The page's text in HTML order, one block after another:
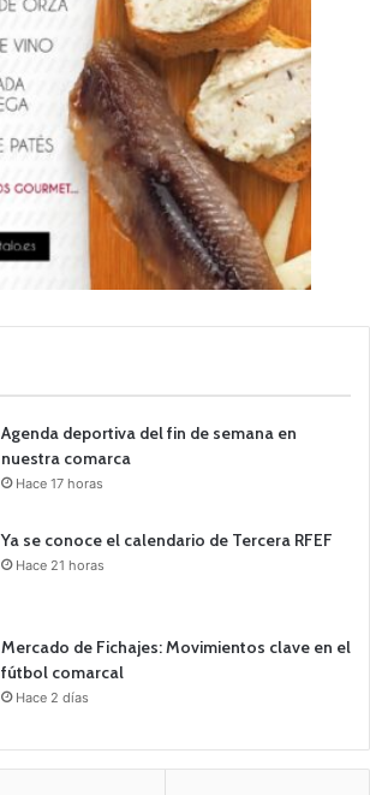
Agenda deportiva del fin de semana en
nuestra comarca
Hace 17 horas
Ya se conoce el calendario de Tercera RFEF
Hace 21 horas
Mercado de Fichajes: Movimientos clave en el
fútbol comarcal
Hace 2 días